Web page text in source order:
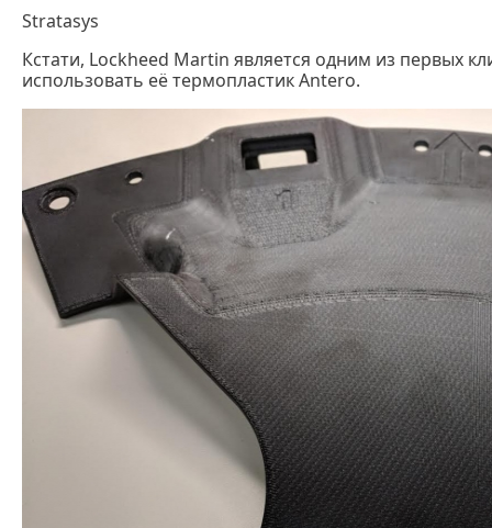
Stratasys
Кстати, Lockheed Martin является одним из первых
использовать её термопластик Antero.